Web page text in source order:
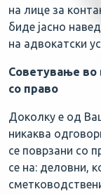
на лице за
биде јасно
на адвокатски
Советување во
со право
Доколку е од
никаква
се поврзани со
се на: деловни,